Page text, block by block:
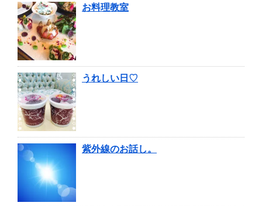
お料理教室
うれしい日♡
紫外線のお話し。